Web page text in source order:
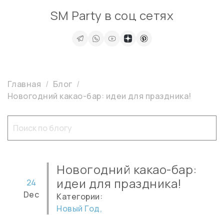
Главная
Блог
Новогодний какао-бар: идеи для праздника!
Новогодний какао-бар:
идеи для праздника!
24
Dec
Категории:
Новый Год,
SM Party в соц сетях